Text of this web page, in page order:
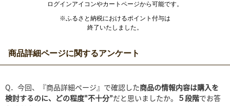
ログインアイコンやカートページから可能です。
※ふるさと納税におけるポイント付与は
終了いたしました。
商品詳細ページに関するアンケート